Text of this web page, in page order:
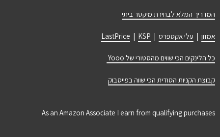
המדריך המלא לבחירת מיקסר ביתי
אמזון | עלי אקספרס |
LastPrice | KSP
כל הלינקים הכי שווים מהסטורי של Yooo
קבוצת הקניות הסודית הכי שווה בפייסבוק
As an Amazon Associate I earn from qualifying purchases